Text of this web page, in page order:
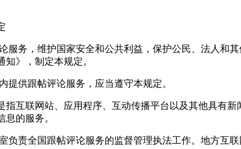
服务，维护国家安全和公共利益，保护公民、法人和
》，制定本规定。
提供跟帖评论服务，应当遵守本规定。
指互联网站、应用程序、互动传播平台以及其他具有
的服务。
负责全国跟帖评论服务的监督管理执法工作。地方互